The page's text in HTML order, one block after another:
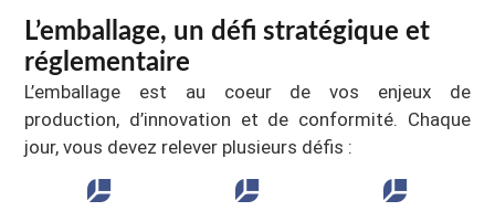
L’emballage, un défi stratégique et
réglementaire
L’emballage est au coeur de vos enjeux de
production, d’innovation et de conformité. Chaque
jour, vous devez relever plusieurs défis :